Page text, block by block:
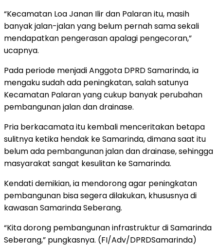
“Kecamatan Loa Janan Ilir dan Palaran itu, masih
banyak jalan-jalan yang belum pernah sama sekali
mendapatkan pengerasan apalagi pengecoran,”
ucapnya.
Pada periode menjadi Anggota DPRD Samarinda, ia
mengaku sudah ada peningkatan, salah satunya
Kecamatan Palaran yang cukup banyak perubahan
pembangunan jalan dan drainase.
Pria berkacamata itu kembali menceritakan betapa
sulitnya ketika hendak ke Samarinda, dimana saat itu
belum ada pembangunan jalan dan drainase, sehingga
masyarakat sangat kesulitan ke Samarinda.
Kendati demikian, ia mendorong agar peningkatan
pembangunan bisa segera dilakukan, khususnya di
kawasan Samarinda Seberang.
“Kita dorong pembangunan infrastruktur di Samarinda
Seberang,” pungkasnya. (FI/Adv/DPRDSamarinda)